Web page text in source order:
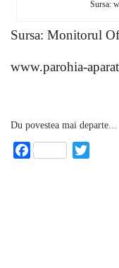
Sursa:
Sursa: Monitorul
www.parohia-
Du povestea mai departe...
Facebook